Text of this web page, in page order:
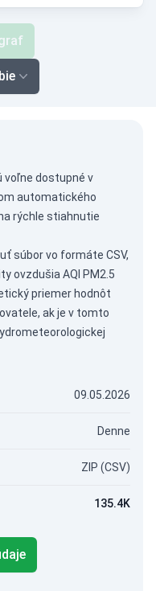
voľne dostupné v
automatického
rýchle stiahnutie
súbor vo formáte CSV,
ovzdušia AQI PM2.5
priemer hodnôt
ak je v tomto
09.05.2026
Denne
ZIP (CSV)
135.4K